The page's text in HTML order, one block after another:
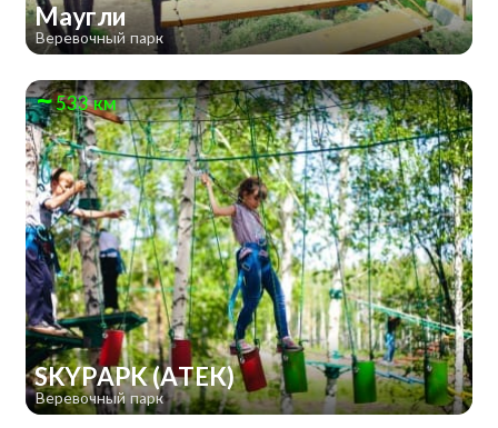
Маугли
Веревочный парк
533 км
SKYPAPK (АТЕК)
Веревочный парк